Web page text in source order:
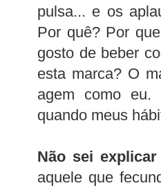
pulsa... e os
Por quê? Por
gosto de beber
esta marca? O
agem como eu.
quando meus
Não sei
aquele que